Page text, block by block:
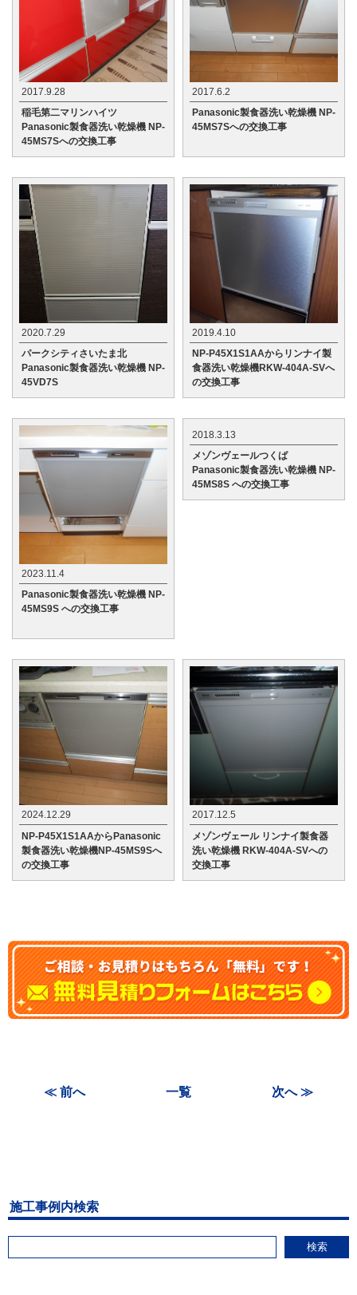
2017.9.28
稲毛第二マリンハイツ
Panasonic製食器洗い乾燥機 NP-
45MS7Sへの交換工事
2017.6.2
Panasonic製食器洗い乾燥機 NP-
45MS7Sへの交換工事
2020.7.29
パークシティさいたま北
Panasonic製食器洗い乾燥機 NP-
45VD7S
2019.4.10
NP-P45X1S1AAからリンナイ製
食器洗い乾燥機RKW-404A-SVへ
の交換工事
2023.11.4
Panasonic製食器洗い乾燥機 NP-
45MS9S への交換工事
2018.3.13
メゾンヴェールつくば
Panasonic製食器洗い乾燥機 NP-
45MS8S への交換工事
2024.12.29
NP-P45X1S1AAからPanasonic
製食器洗い乾燥機NP-45MS9Sへ
の交換工事
2017.12.5
メゾンヴェール リンナイ製食器
洗い乾燥機 RKW-404A-SVへの
交換工事
≪ 前へ 一覧 次へ ≫
施工事例内検索
検索